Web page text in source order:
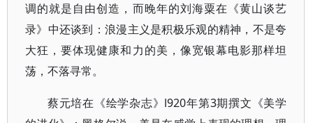
调的就是自由创造，而晚年的刘海粟在《黄山谈艺
录》中还谈到：浪漫主义是积极乐观的精神，不是夸
大狂，要体现健康和力的美，像宽银幕电影那样坦
荡，不落寻常。
蔡元培在《绘学杂志》l920年第3期撰文《美学